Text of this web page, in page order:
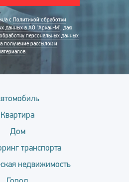
а с Политикой обработки
данных в АО "Аркан-М", даю
персональных данных
получение рассылок и
.
Квартира
Дом
транспорта
недвижимость